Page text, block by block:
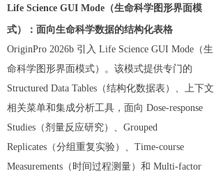
Life Science GUI Mode（生命科学图形界面模
式）：面向生命科学数据的结构化表格
OriginPro 2026b 引入 Life Science GUI Mode（生
命科学图形界面模式）。该模式提供专门的
Structured Data Tables（结构化数据表）、上下文
相关菜单和集成分析工具，面向 Dose-response
Studies（剂量反应研究）、Grouped
Replicates（分组重复实验）、Time-course
Measurements（时间过程测量）和 Multi-factor